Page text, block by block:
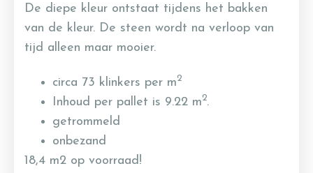
De diepe kleur ontstaat tijdens het bakken
van de kleur. De steen wordt na verloop van
tijd alleen maar mooier.
circa 73 klinkers per m2
Inhoud per pallet is 9.22 m2.
getrommeld
onbezand
18,4 m2 op voorraad!